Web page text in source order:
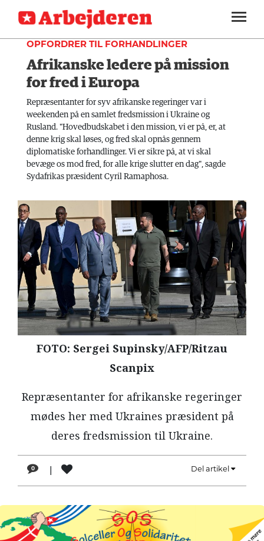
SEKTIONER
ARBEJDEREN
MENER
FAGLIGT
INDLAND
UDLAND
KULTUR
KALENDER
BLOGS
DEBAT
LÆSER
TIL
LÆSER
NAVNE
HISTORIE
SOUNDCLOUD
ABONNER
LOG IND
OM
ARBEJDEREN
OPFORDRER TIL FORHANDLINGER
Afrikanske ledere på mission
for fred i Europa
Repræsentanter for syv afrikanske regeringer var i
weekenden på en samlet fredsmission i Ukraine og
Rusland. "Hovedbudskabet i den mission, vi er på, er, at
denne krig skal løses, og fred skal opnås gennem
diplomatiske forhandlinger. Vi er sikre på, at vi skal
bevæge os mod fred, for alle krige slutter en dag", sagde
Sydafrikas præsident Cyril Ramaphosa.
FOTO: Sergei Supinsky/AFP/Ritzau
Scanpix
Repræsentanter for afrikanske regeringer
mødes her med Ukraines præsident på
deres fredsmission til Ukraine.
0 Del artikel